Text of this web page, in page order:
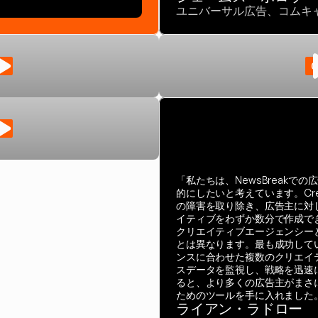
ユニバーサル広告、コムキ
「私たちは、NewsBreakでの
的にしたいと考えています。
の障害を取り除き、広告主に
イティブをわずか数分で作成
クリエイティブエージェンシ
とは異なります。最も成功し
ンスに合わせた複数のクリエ
スデータを監視し、戦略を迅
ると、より多くの広告主がま
ためのツールを手に入れました
ライアン・ラドロー